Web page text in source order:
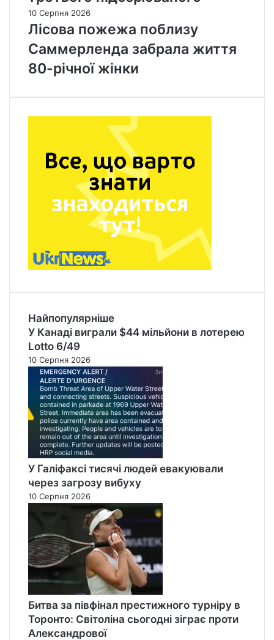
10 Серпня 2026
Лісова пожежа поблизу
Саммерленда забрала життя
80-річної жінки
Найпопулярніше
У Канаді виграли $44 мільйони в лотерею
Lotto 6/49
10 Серпня 2026
У Галіфаксі тисячі людей евакуювали
через загрозу вибуху
10 Серпня 2026
Битва за півфінал престижного турніру в
Торонто: Світоліна сьогодні зіграє проти
Александрової